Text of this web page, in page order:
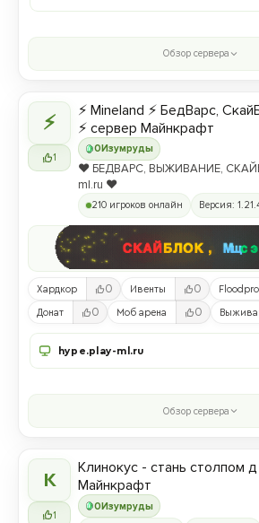
Обзор сервера
⚡
1
0 Изумруды
⚡ Mineland ⚡ БедВарс,
⚡ сервер Майнкрафт
❤️ БЕДВАРС, ВЫЖИВАНИЕ,
ml.ru ❤️
210 игроков онлайн Версия:
Хардкор 0 Ивенты 0
Донат 0 Моб арена 0
hype.play-ml.ru
Обзор сервера
К
1
0Изумруды
Клинокус - стань столпом
Майнкрафт